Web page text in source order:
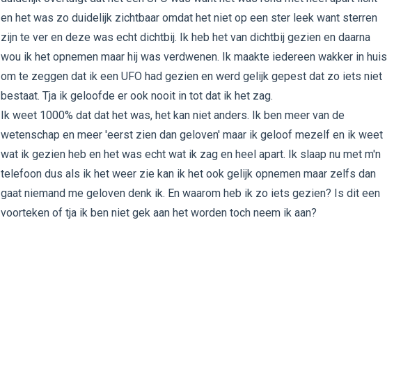
en het was zo duidelijk zichtbaar omdat het niet op een ster leek want sterren
zijn te ver en deze was echt dichtbij. Ik heb het van dichtbij gezien en daarna
wou ik het opnemen maar hij was verdwenen. Ik maakte iedereen wakker in huis
om te zeggen dat ik een UFO had gezien en werd gelijk gepest dat zo iets niet
bestaat. Tja ik geloofde er ook nooit in tot dat ik het zag.
Ik weet 1000% dat dat het was, het kan niet anders. Ik ben meer van de
wetenschap en meer 'eerst zien dan geloven' maar ik geloof mezelf en ik weet
wat ik gezien heb en het was echt wat ik zag en heel apart. Ik slaap nu met m'n
telefoon dus als ik het weer zie kan ik het ook gelijk opnemen maar zelfs dan
gaat niemand me geloven denk ik. En waarom heb ik zo iets gezien? Is dit een
voorteken of tja ik ben niet gek aan het worden toch neem ik aan?